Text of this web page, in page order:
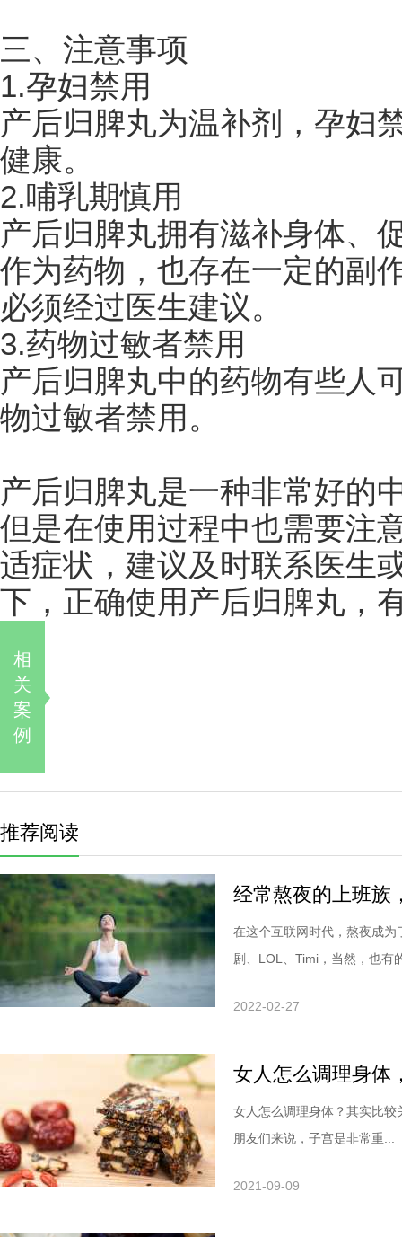
三、注意事项
1.孕妇禁用
产后归脾丸为温补剂，孕妇
健康。
2.哺乳期慎用
产后归脾丸拥有滋补身体、
作为药物，也存在一定的副
必须经过医生建议。
3.药物过敏者禁用
产后归脾丸中的药物有些人
物过敏者禁用。
产后归脾丸是一种非常好的
但是在使用过程中也需要注
适症状，建议及时联系医生
下，正确使用产后归脾丸，
相
关
案
例
推荐阅读
经常熬夜的上班族
在这个互联网时代，熬夜成
剧、LOL、Timi，当然，也有
2022-02-27
女人怎么调理身体
女人怎么调理身体？其实比
朋友们来说，子宫是非常重...
2021-09-09